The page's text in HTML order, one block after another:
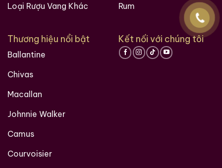
Brandy Changyu Gold
Medal
Loại Rượu Vang Khác
Rum
Thương hiệu nổi bật
Ballantine
Chivas
Macallan
Johnnie Walker
Camus
Courvoisier
Kết nối với chúng tôi